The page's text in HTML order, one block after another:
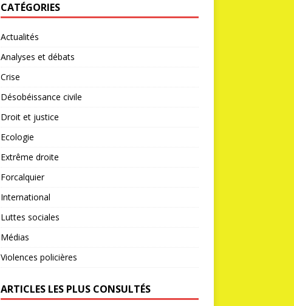
CATÉGORIES
Actualités
Analyses et débats
Crise
Désobéissance civile
Droit et justice
Ecologie
Extrême droite
Forcalquier
International
Luttes sociales
Médias
Violences policières
ARTICLES LES PLUS CONSULTÉS